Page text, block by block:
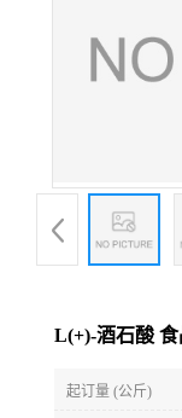
L(+)-酒石酸
起订量 (公斤)